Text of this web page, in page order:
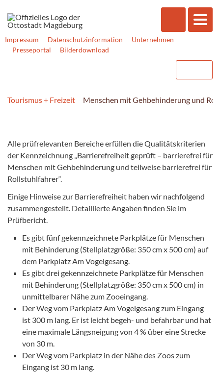
Impressum Datenschutzinformation
Unternehmen
Presseportal
Bilderdownload
Tourismus + Freizeit Menschen mit Gehbehinderung und
Alle prüfrelevanten Bereiche erfüllen die Qualitätskriterien
der Kennzeichnung „Barrierefreiheit geprüft – barrierefrei für
Menschen mit Gehbehinderung und teilweise barrierefrei für
Rollstuhlfahrer“.
Einige Hinweise zur Barrierefreiheit haben wir nachfolgend
zusammengestellt. Detaillierte Angaben finden Sie im
Prüfbericht.
Es gibt fünf gekennzeichnete Parkplätze für Menschen
mit Behinderung (Stellplatzgröße: 350 cm x 500 cm) auf
dem Parkplatz Am Vogelgesang.
Es gibt drei gekennzeichnete Parkplätze für Menschen
mit Behinderung (Stellplatzgröße: 350 cm x 500 cm) in
unmittelbarer Nähe zum Zooeingang.
Der Weg vom Parkplatz Am Vogelgesang zum Eingang
ist 300 m lang. Er ist leicht begeh- und befahrbar und hat
eine maximale Längsneigung von 4 % über eine Strecke
von 30 m.
Der Weg vom Parkplatz in der Nähe des Zoos zum
Eingang ist 30 m lang.